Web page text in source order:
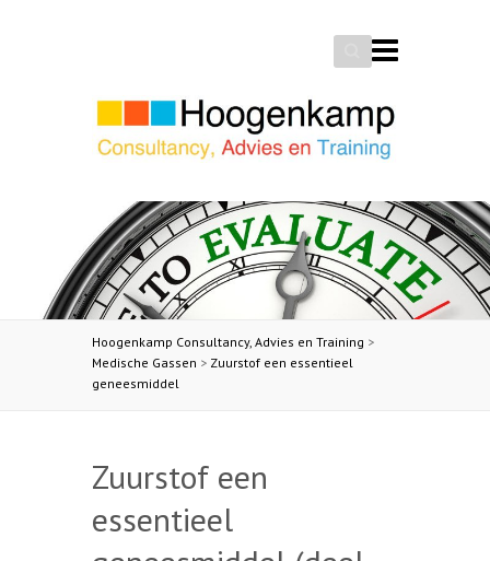
Search
Hoogenkamp Consultancy, Advies en Training >
Medische Gassen > Zuurstof een essentieel
geneesmiddel
Zuurstof een
essentieel